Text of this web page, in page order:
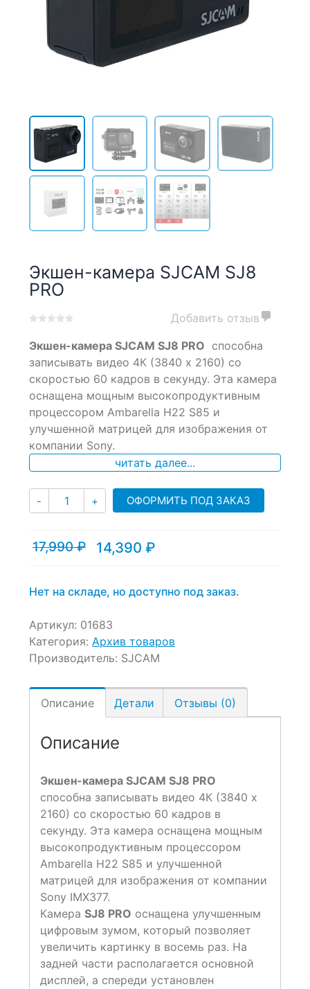
Экшен-камера SJCAM SJ8
PRO
out
on
customer
ratings
Добавить отзыв
Экшен-камера SJCAM SJ8 PRO способна
записывать видео 4К (3840 х 2160) со
скоростью 60 кадров в секунду. Эта камера
оснащена мощным высокопродуктивным
процессором Ambarella H22 S85 и
улучшенной матрицей для изображения от
компании Sony.
читать далее...
- Количество
+ ОФОРМИТЬ ПОД ЗАКАЗ
17,990₽
Первоначальная
17,990 ₽.
14,390 ₽
Текущая
Нет на складе, но доступно под заказ.
Артикул: 01683
Категория: Архив товаров
Производитель: SJCAM
Описание Детали Отзывы (0)
Описание
Экшен-камера SJCAM SJ8 PRO
способна записывать видео 4К (3840 х
2160) со скоростью 60 кадров в
секунду. Эта камера оснащена мощным
высокопродуктивным процессором
Ambarella H22 S85 и улучшенной
матрицей для изображения от компании
Sony IMX377.
Камера SJ8 PRO оснащена улучшенным
цифровым зумом, который позволяет
увеличить картинку в восемь раз. На
задней части располагается основной
дисплей, а спереди установлен